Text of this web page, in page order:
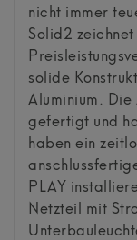
nicht immer
Solid2
solide
Aluminium. Die
gefertigt und
haben ein
PLAY
Netzteil mit